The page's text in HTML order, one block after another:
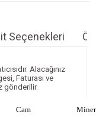
Seçenekleri
Alacağınız
Faturası ve
gönderilir.
Cam